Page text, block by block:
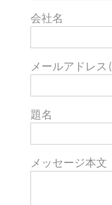
会社名
メールアドレス
題名
メッセージ本文